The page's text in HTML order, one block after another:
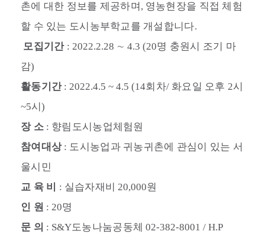
촌에 대한 정보를 제공하며 , 영농현장을 직접 체험
할 수 있는 도시농부학교를 개설합니다.
모집기간 : 2022.2.28 ∼4.3 (20명 충원시 조기 마
감)
활동기간 : 2022.4.5 ~ 4.5 (14회차/ 화요일 오후 2시
~5시)
장 소 : 향림도시농업체험원
참여대상 : 도시농업과 귀농귀촌에 관심이 있는 서
울시민
교 육 비
: 실습자재비20,000원
인 원 : 20명
문 의 : S&Y도농나눔공동체02-382-8001 / H.P